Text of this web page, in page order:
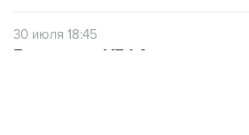
30 июля 18:45
Все члены УЕФА выступили